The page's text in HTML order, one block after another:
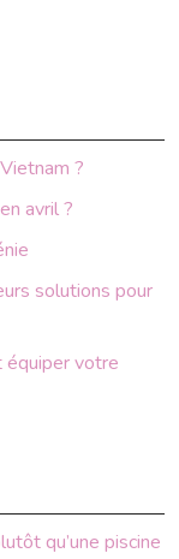
?
avril ?
solutions pour
équiper votre
qu’une piscine